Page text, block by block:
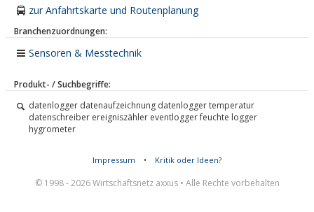
zur Anfahrtskarte und Routenplanung
Branchenzuordnungen:
Sensoren & Messtechnik
Produkt- / Suchbegriffe:
datenlogger datenaufzeichnung datenlogger temperatur
datenschreiber ereigniszähler eventlogger feuchte logger
hygrometer
Impressum • Kritik oder Ideen?
© 1998 - 2026 Wirtschaftsnetz axxus • Alle Rechte vorbehalten